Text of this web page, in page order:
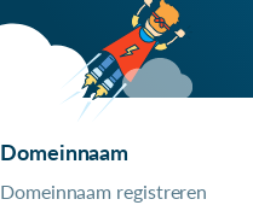
Domeinnaam
Domeinnaam registreren